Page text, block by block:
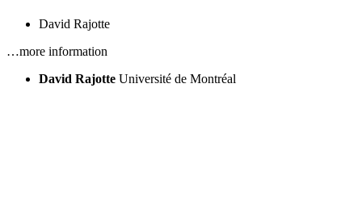
David Rajotte
…more information
David Rajotte Université de Montréal